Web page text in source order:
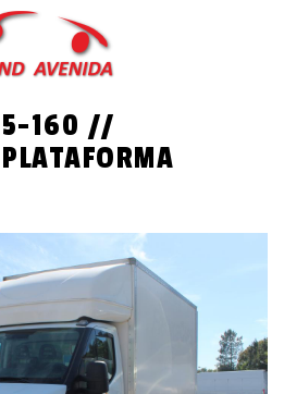
Passar
para
o
principal
160 //